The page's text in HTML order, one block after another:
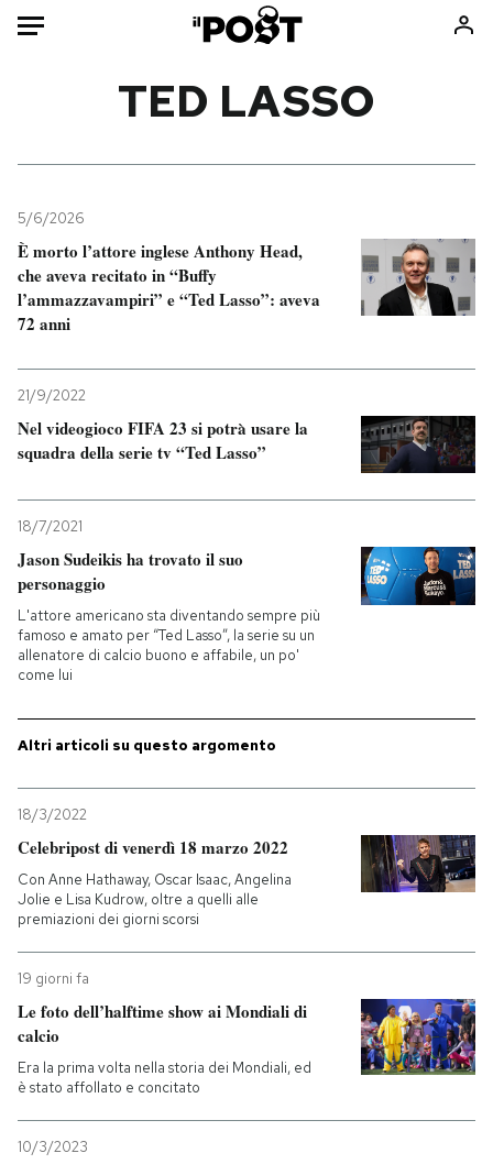
Mondo
Politica
Tecnologia
Internet
Cultura
Economia
Sport
Consumismi
Ok Boomer!
Europa
Mondiali calcio 2026
PODCAST
NEWSLETTER
I MIEI PREFERITI
SHOP
CALENDARIO
AREA PERSONALE
TED LASSO
5/6/2026
È morto l’attore inglese Anthony Head,
che aveva recitato in “Buffy
l’ammazzavampiri” e “Ted Lasso”: aveva
72 anni
21/9/2022
Nel videogioco FIFA 23 si potrà usare la
squadra della serie tv “Ted Lasso”
18/7/2021
Jason Sudeikis ha trovato il suo
personaggio
L'attore americano sta diventando sempre più
famoso e amato per “Ted Lasso”, la serie su un
allenatore di calcio buono e affabile, un po'
come lui
Altri articoli su questo argomento
18/3/2022
Celebripost di venerdì 18 marzo 2022
Con Anne Hathaway, Oscar Isaac, Angelina
Jolie e Lisa Kudrow, oltre a quelli alle
premiazioni dei giorni scorsi
19 giorni fa
Le foto dell’halftime show ai Mondiali di
calcio
Era la prima volta nella storia dei Mondiali, ed
è stato affollato e concitato
10/3/2023